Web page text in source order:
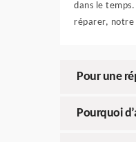
dans le
réparer, notre
Pour une
Pourquoi